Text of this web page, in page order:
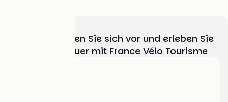
Wählen, bereiten Sie sich vor und erleben Sie
Ihr Radabenteuer mit France Vélo Tourisme